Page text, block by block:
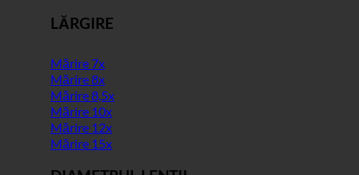
LĂRGIRE
Mărire 7x
Mărire 8x
Mărire 8,5x
Mărire 10x
Mărire 12x
Mărire 15x